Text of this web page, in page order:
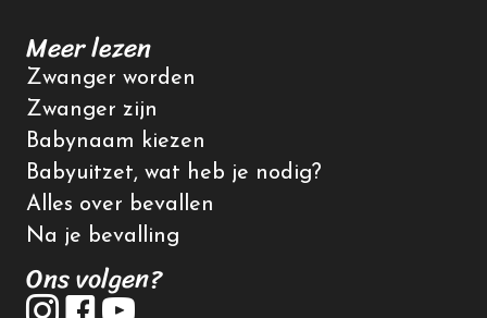
Meer lezen
Zwanger worden
Zwanger zijn
Babynaam kiezen
Babyuitzet, wat heb je nodig?
Alles over bevallen
Na je bevalling
Ons volgen?